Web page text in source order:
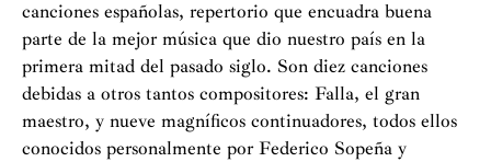
canciones españolas, repertorio que encuadra buena
parte de la mejor música que dio nuestro país en la
primera mitad del pasado siglo. Son diez canciones
debidas a otros tantos compositores: Falla, el gran
maestro, y nueve magníficos continuadores, todos ellos
conocidos personalmente por Federico Sopeña y